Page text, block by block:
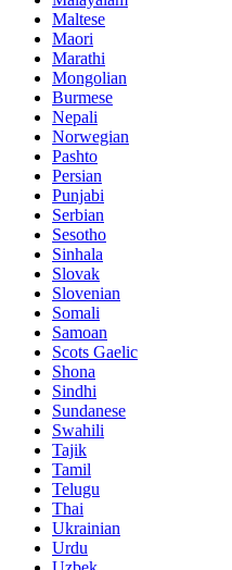
Maltese
Maori
Marathi
Mongolian
Burmese
Nepali
Norwegian
Pashto
Persian
Punjabi
Serbian
Sesotho
Sinhala
Slovak
Slovenian
Somali
Samoan
Scots Gaelic
Shona
Sindhi
Sundanese
Swahili
Tajik
Tamil
Telugu
Thai
Ukrainian
Urdu